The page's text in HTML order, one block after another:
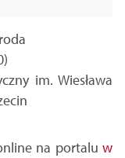
im. Wiesława
na portalu w